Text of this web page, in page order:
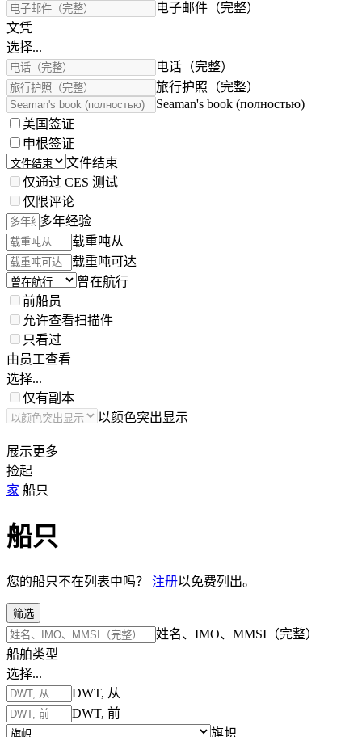
电子邮件（完整）
文凭
选择...
电话（完整）
旅行护照（完整）
Seaman's book (полностью)
美国签证
申根签证
文件结束
仅通过 CES 测试
仅限评论
多年经验
载重吨从
载重吨可达
曾在航行
前船员
允许查看扫描件
只看过
由员工查看
选择...
仅有副本
以颜色突出显示
展示更多
捡起
家 船只
船只
您的船只不在列表中吗？ 注册以免费列出。
筛选
姓名、IMO、MMSI（完整）
船舶类型
选择...
DWT, 从
DWT, 前
旗帜